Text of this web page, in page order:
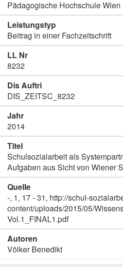
Pädagogische Hochschule Wien
Leistungstyp
Beitrag in einer Fachzeitschrift
LL Nr
8232
Dis Auftri
DIS_ZEITSC_8232
Jahr
2014
Titel
Schulsozialarbeit als
Aufgaben aus Sicht von Wiener
Quelle
-, 1, 17 - 31, http://schul-
content/uploads/2015/05/
Vol.1_FINAL1.pdf
Autoren
Völker Benedikt